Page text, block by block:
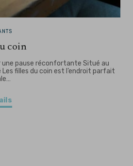
coin
une pause réconfortante Situé au
filles du coin est l’endroit parfait